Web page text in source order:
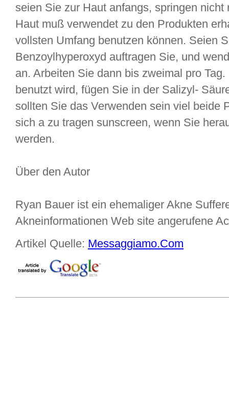
seien Sie zur Haut anfangs, springen
Haut muß verwendet zu den Produkten
vollsten Umfang benutzen können. Seien
Benzoylhyperoxyd auftragen Sie, und
an. Arbeiten Sie dann bis zweimal pro
benutzt wird, fügen Sie in der Salizyl-
sollten Sie das Verwenden sein viel beide
sich a zu tragen sunscreen, wenn Sie
werden.
Über den Autor
Ryan Bauer ist ein ehemaliger Akne
Akneinformationen Web site angerufene
Artikel Quelle: Messaggiamo.Com